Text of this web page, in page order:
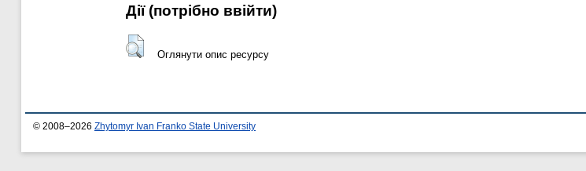
Дії ​​(потрібно ввійти)
Оглянути опис ресурсу
© 2008–2026 Zhytomyr Ivan Franko State University